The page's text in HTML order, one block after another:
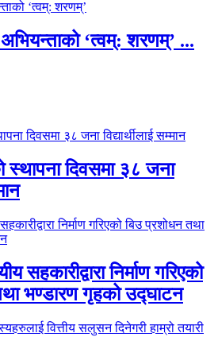
‘त्वम्: शरणम्’ ...
दिवसमा ३८ जना
सहकारीद्वारा निर्माण गरिएको
भण्डारण गृहको उद्घाटन